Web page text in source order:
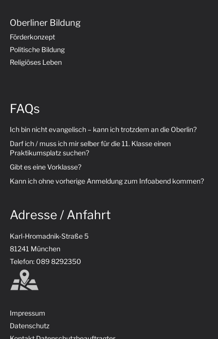
Oberliner Bildung
Förderkonzept
Politische Bildung
Religiöses Leben
FAQs
Ich bin nicht evangelisch – kann ich trotzdem an die Oberlin?
Darf ich / muss ich mir selber für die 11. Klasse einen
Praktikumsplatz suchen?
Gibt es eine Vorklasse?
Kann ich ohne vorherige Anmeldung zum Infoabend kommen?
Adresse / Anfahrt
Karl-Hromadnik-Straße 5
81241 München
Telefon: 089 8292350
Impressum
Datenschutz